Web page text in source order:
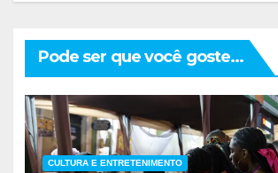
Pode ser que você goste...
CULTURA E ENTRETENIMENTO